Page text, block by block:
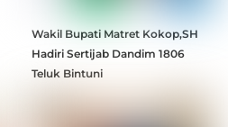
Wakil Bupati Matret Kokop,SH
Hadiri Sertijab Dandim 1806
Teluk Bintuni